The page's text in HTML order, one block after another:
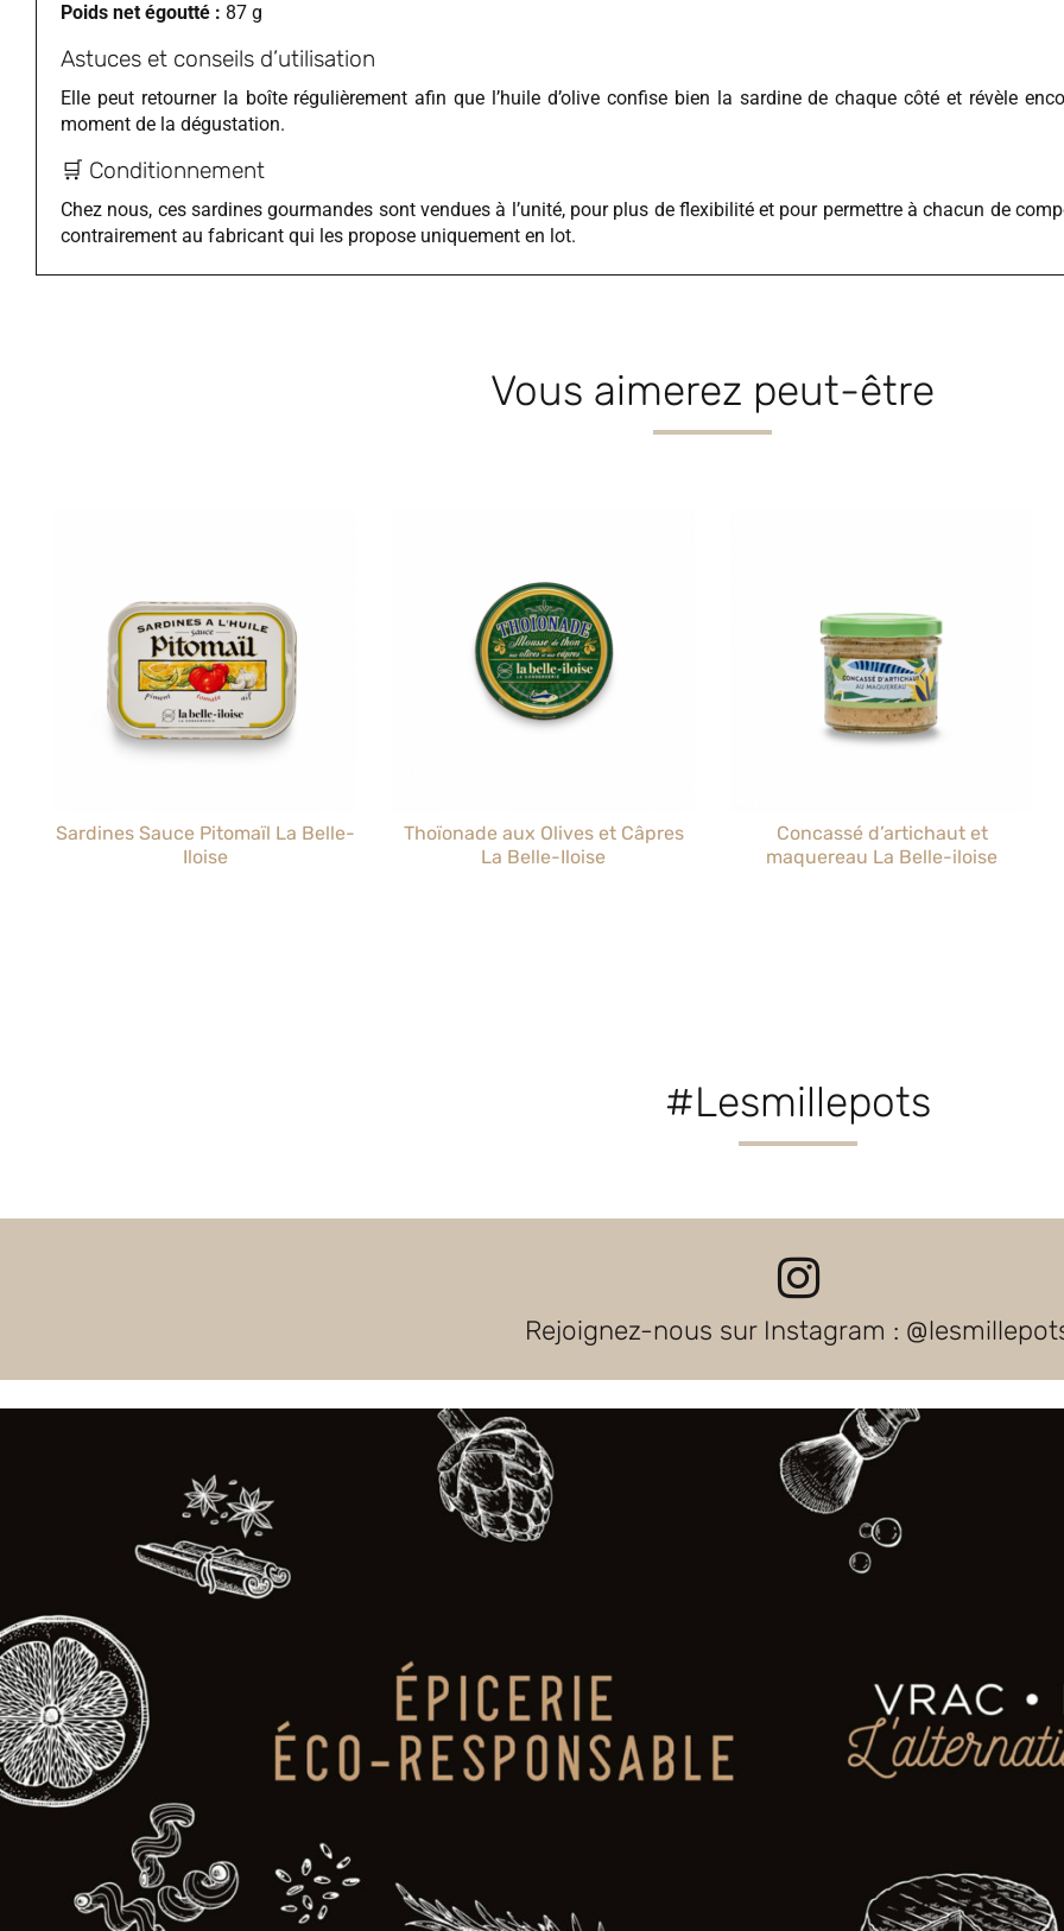
Poids net égoutté : 87 g
Astuces et conseils d’utilisation
Elle peut retourner la boîte régulièrement afin que l’huile d’olive confise bien la sardine de chaque côté et révèle
moment de la dégustation.
🛒 Conditionnement
Chez nous, ces sardines gourmandes sont vendues à l’unité, pour plus de flexibilité et pour permettre à chacun de
contrairement au fabricant qui les propose uniquement en lot.
Vous aimerez peut-être
Sardines Sauce Pitomaïl La Belle-
Iloise
Thoïonade aux Olives et Câpres
La Belle-Iloise
Concassé d’artichaut et
maquereau La Belle-iloise
#Lesmillepots
Rejoignez-nous sur Instagram :